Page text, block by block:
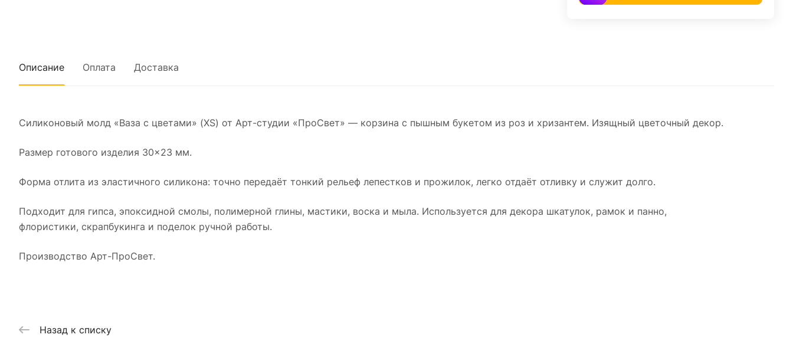
Описание Оплата Доставка
Силиконовый молд «Ваза с цветами» (XS) от Арт-студии «ПроСвет» — корзина с пышным букетом из роз и хризантем. Изящный цветочный декор.
Размер готового изделия 30×23 мм.
Форма отлита из эластичного силикона: точно передаёт тонкий рельеф лепестков и прожилок, легко отдаёт отливку и служит долго.
Подходит для гипса, эпоксидной смолы, полимерной глины, мастики, воска и мыла. Используется для декора шкатулок, рамок и панно,
флористики, скрапбукинга и поделок ручной работы.
Производство Арт-ПроСвет.
Назад к списку